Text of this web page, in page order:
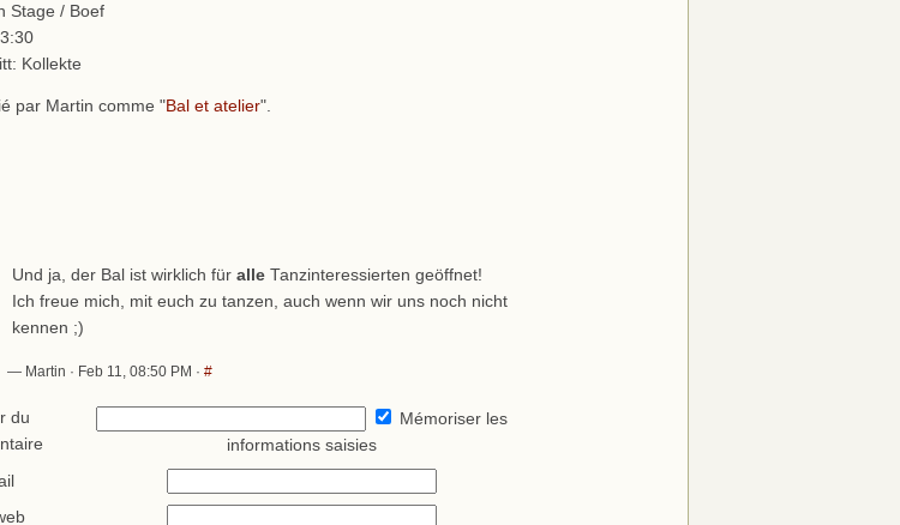
Stage / Boef
Kollekte
par Martin comme "Bal et atelier".
Und ja, der Bal ist wirklich für alleTanzinteressierten geöffnet!
Ich freue mich, mit euch zu tanzen, auch wenn wir uns noch nicht
kennen ;)
— Martin · Feb 11, 08:50 PM · #
du
Mémoriser les
informations saisies